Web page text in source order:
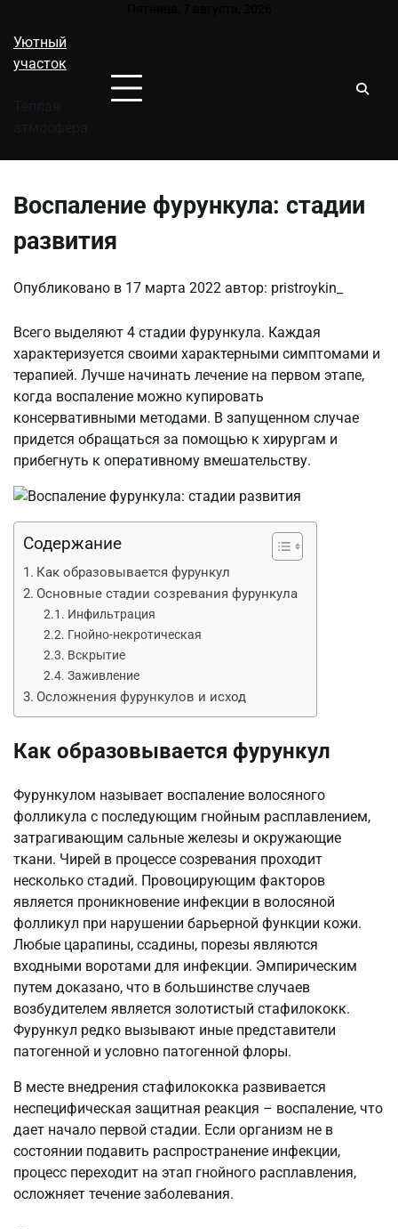
содержимому
Уютный
участок
Воспаление фурункула: стадии
развития
Опубликовано в 17 марта 2022 автор: pristroykin_
Всего выделяют 4 стадии фурункула. Каждая
характеризуется своими характерными симптомами и
терапией. Лучше начинать лечение на первом этапе,
когда воспаление можно купировать
консервативными методами. В запущенном случае
придется обращаться за помощью к хирургам и
прибегнуть к оперативному вмешательству.
Содержание
Как образовывается фурункул
Основные стадии созревания фурункула
Инфильтрация
Гнойно-некротическая
Вскрытие
Заживление
Осложнения фурункулов и исход
Как образовывается фурункул
Фурункулом называет воспаление волосяного
фолликула с последующим гнойным расплавлением,
затрагивающим сальные железы и окружающие
ткани. Чирей в процессе созревания проходит
несколько стадий. Провоцирующим факторов
является проникновение инфекции в волосяной
фолликул при нарушении барьерной функции кожи.
Любые царапины, ссадины, порезы являются
входными воротами для инфекции. Эмпирическим
путем доказано, что в большинстве случаев
возбудителем является золотистый стафилококк.
Фурункул редко вызывают иные представители
патогенной и условно патогенной флоры.
В месте внедрения стафилококка развивается
неспецифическая защитная реакция – воспаление, что
дает начало первой стадии. Если организм не в
состоянии подавить распространение инфекции,
процесс переходит на этап гнойного расплавления,
осложняет течение заболевания.